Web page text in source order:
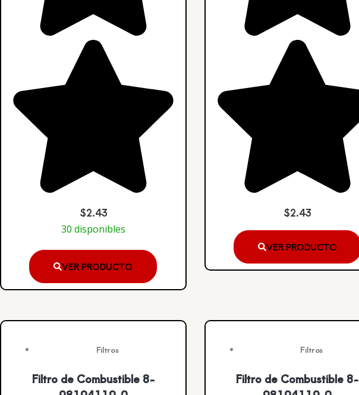
$2.43
30 disponibles
VER PRODUCTO
$2.43
VER PRODUCTO
Filtros
Filtro de Combustible 8-
Filtros
Filtro de Combustible 8-